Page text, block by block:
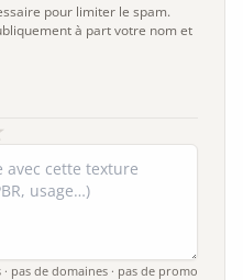
pour limiter le spam.
à part votre nom et
· pas de domaines · pas de promo